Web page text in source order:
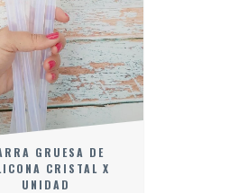
GRUESA DE
CRISTAL X
UNIDAD